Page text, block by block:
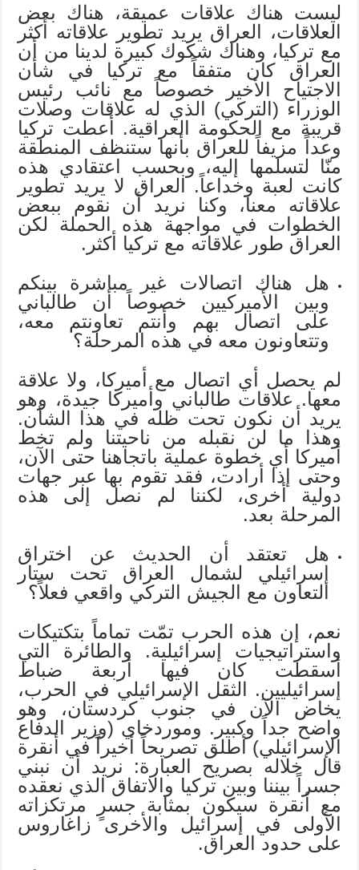
ليست هناك علاقات عميقة، هناك بعض
العلاقات، العراق يريد تطوير علاقاته أكثر
مع تركيا، وهناك شكوك كبيرة لدينا من أن
العراق كان متفقاً مع تركيا في شأن
الاجتياح الأخير خصوصاً مع نائب رئيس
الوزراء (التركي) الذي له علاقات وصلات
قريبة مع الحكومة العراقية. أعطت تركيا
وعداً مزيفاً للعراق بأنها ستنظف المنطقة
منّا لتسلمها إليه، وبحسب اعتقادي هذه
كانت لعبة وخداعاً. العراق لا يريد تطوير
علاقاته معنا، وكنا نريد أن نقوم ببعض
الخطوات في مواجهة هذه الحملة لكن
العراق طور علاقاته مع تركيا أكثر.
هل هناك اتصالات غير مباشرة بينكم
وبين الأميركيين خصوصاً أن طالباني
على اتصال بهم وأنتم تعاونتم معه،
وتتعاونون معه في هذه المرحلة؟
لم يحصل أي اتصال مع أميركا، ولا علاقة
معها. علاقات طالباني وأميركا جيدة، وهو
يريد أن نكون تحت ظله في هذا الشأن.
وهذا ما لن نقبله من ناحيتنا ولم تخط
أميركا أي خطوة عملية باتجاهنا حتى الآن،
وحتى إذا أرادت، فقد تقوم بها عبر جهات
دولية أخرى، لكننا لم نصل إلى هذه
المرحلة بعد.
هل تعتقد أن الحديث عن اختراق
إسرائيلي لشمال العراق تحت ستار
التعاون مع الجيش التركي واقعي فعلاً؟
نعم، إن هذه الحرب تمّت تماماً بتكتيكات
واستراتيجيات إسرائيلية. والطائرة التي
أسقطت كان فيها أربعة ضباط
إسرائيليين. الثقل الإسرائيلي في الحرب،
يخاض الآن في جنوب كردستان، وهو
واضح جداً وكبير. وموردخاي (وزير الدفاع
الإسرائيلي) أطلق تصريحاً أخيراً في أنقرة
قال خلاله بصريح العبارة: نريد أن نبني
جسراً بيننا وبين تركيا والاتفاق الذي نعقده
مع أنقرة سيكون بمثابة جسرٍ مرتكزاته
الأولى في إسرائيل والأخرى زاغاروس
على حدود العراق.